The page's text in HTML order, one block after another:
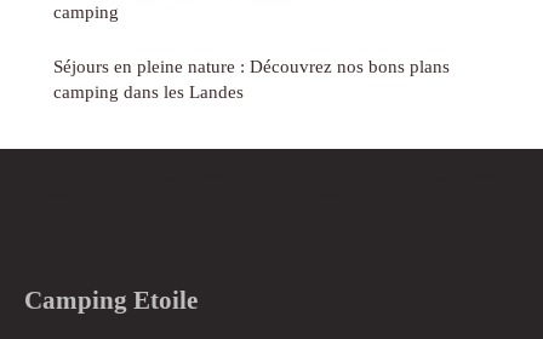
camping
Séjours en pleine nature : Découvrez nos bons plans
camping dans les Landes
Camping Etoile